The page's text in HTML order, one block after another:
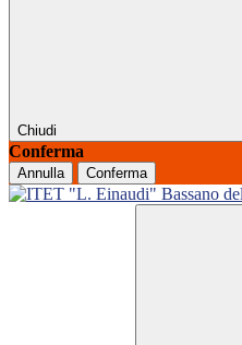
Chiudi
Conferma
Annulla Conferma